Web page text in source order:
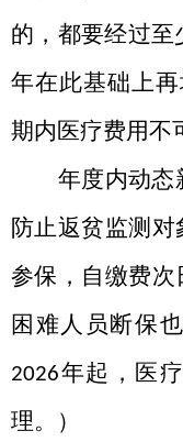
的，都要经过至
年在此基础上再
期内医疗费用不
年度内动态
防止返贫监测
参保，自缴费次
困难人员断保
2026年起，医
理。）